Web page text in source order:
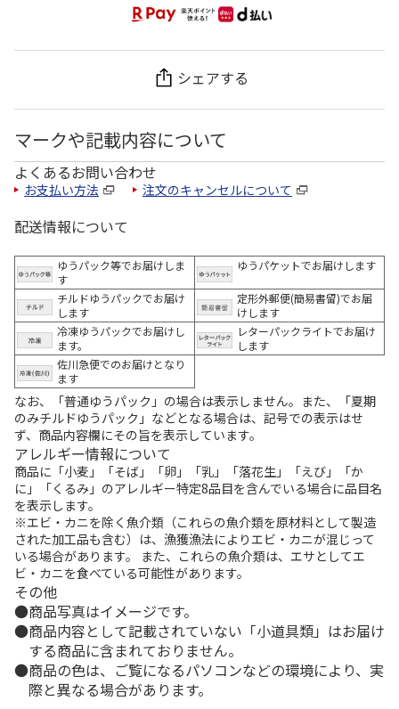
シェアする
マークや記載内容について
よくあるお問い合わせ
お支払い方法 注文のキャンセルについて
配送情報について
ゆうパック等でお届けしま
す
ゆうパケットでお届けします
チルドゆうパックでお届け
します
定形外郵便(簡易書留)でお届
けします
冷凍ゆうパックでお届けし
ます。
レターパックライトでお届け
します
佐川急便でのお届けとなり
ます
なお、「普通ゆうパック」の場合は表示しません。また、「夏期
のみチルドゆうパック」などとなる場合は、記号での表示はせ
ず、商品内容欄にその旨を表示しています。
アレルギー情報について
商品に「小麦」「そば」「卵」「乳」「落花生」「えび」「か
に」「くるみ」のアレルギー特定8品目を含んでいる場合に品目名
を表示します。
※エビ・カニを除く魚介類（これらの魚介類を原材料として製造
された加工品も含む）は、漁獲漁法によりエビ・カニが混じって
いる場合があります。 また、これらの魚介類は、エサとしてエ
ビ・カニを食べている可能性があります。
その他
商品写真はイメージです。
商品内容として記載されていない「小道具類」はお届け
する商品に含まれておりません。
商品の色は、ご覧になるパソコンなどの環境により、実
際と異なる場合があります。